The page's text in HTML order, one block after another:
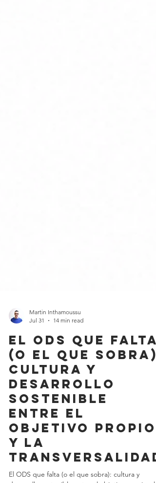
Jul 31
14 min read
El ODS que falta
(o el que sobra):
cultura y
desarrollo
sostenible
entre el
objetivo propio
y la
transversalidad